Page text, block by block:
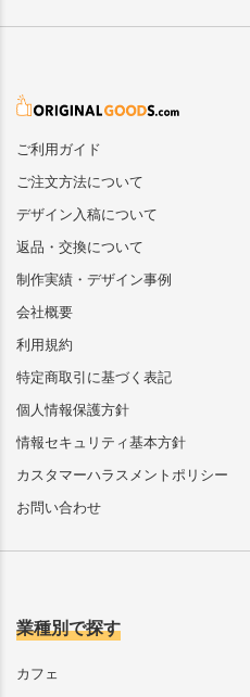
ご利用ガイド
ご注文方法について
デザイン入稿について
返品・交換について
制作実績・デザイン事例
会社概要
利用規約
特定商取引に基づく表記
個人情報保護方針
情報セキュリティ基本方針
カスタマーハラスメントポリシー
お問い合わせ
業種別で探す
カフェ